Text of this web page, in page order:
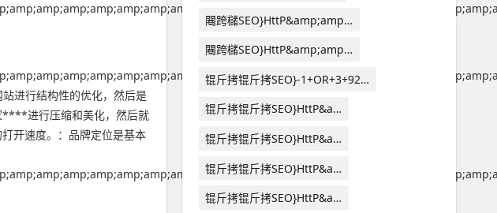
站进行结构性的优化，然后是
****进行压缩和美化，然后就
开速度。：品牌定位是基本
闀跨櫧SEO}HttP&amp;amp…
闀跨櫧SEO}HttP&amp;amp…
锟斤拷锟斤拷SEO}-1+OR+3+92…
锟斤拷锟斤拷SEO}HttP&a…
锟斤拷锟斤拷SEO}HttP&a…
锟斤拷锟斤拷SEO}HttP&a…
锟斤拷锟斤拷SEO}HttP&a…